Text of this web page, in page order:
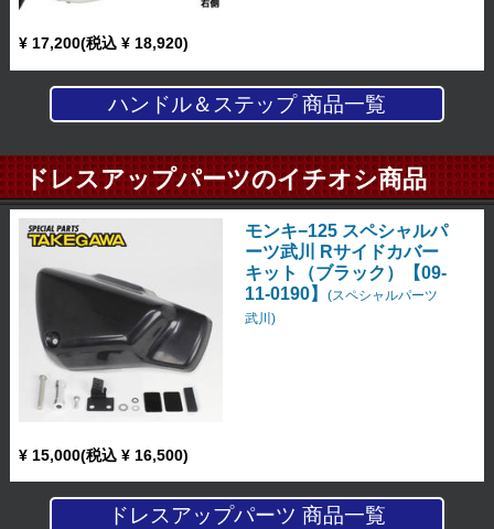
¥ 17,200(税込 ¥ 18,920)
ハンドル＆ステップ 商品一覧
ドレスアップパーツのイチオシ商品
モンキ−125 スペシャルパ
ーツ武川 Rサイドカバー
キット（ブラック）【09-
11-0190】
(スペシャルパーツ
武川)
¥ 15,000(税込 ¥ 16,500)
ドレスアップパーツ 商品一覧